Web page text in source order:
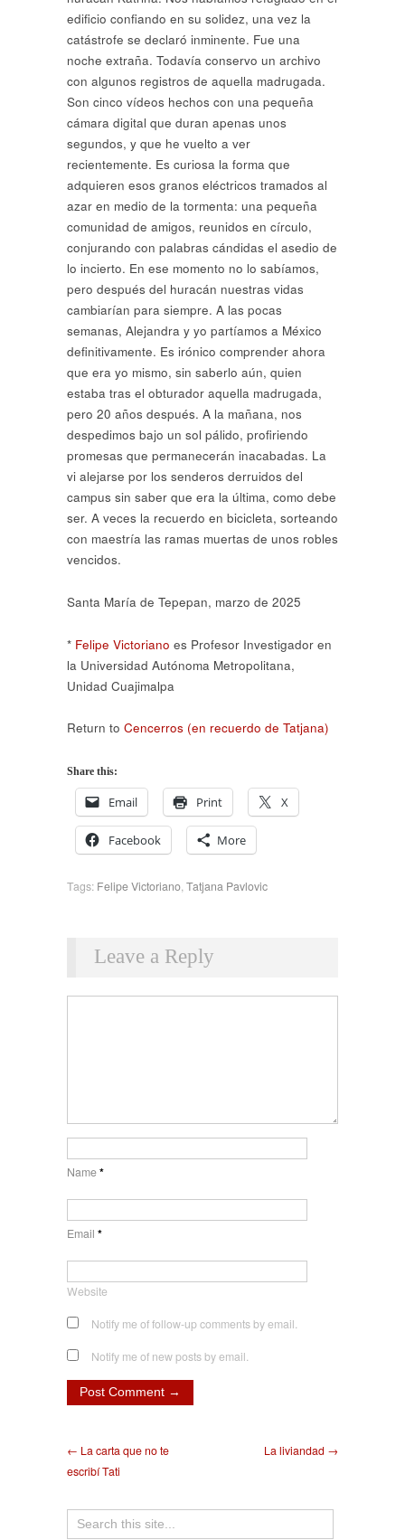
edificio confiando en su solidez, una vez la
catástrofe se declaró inminente. Fue una
noche extraña. Todavía conservo un archivo
con algunos registros de aquella madrugada.
Son cinco vídeos hechos con una pequeña
cámara digital que duran apenas unos
segundos, y que he vuelto a ver
recientemente. Es curiosa la forma que
adquieren esos granos eléctricos tramados al
azar en medio de la tormenta: una pequeña
comunidad de amigos, reunidos en círculo,
conjurando con palabras cándidas el asedio de
lo incierto. En ese momento no lo sabíamos,
pero después del huracán nuestras vidas
cambiarían para siempre. A las pocas
semanas, Alejandra y yo partíamos a México
definitivamente. Es irónico comprender ahora
que era yo mismo, sin saberlo aún, quien
estaba tras el obturador aquella madrugada,
pero 20 años después. A la mañana, nos
despedimos bajo un sol pálido, profiriendo
promesas que permanecerán inacabadas. La
vi alejarse por los senderos derruidos del
campus sin saber que era la última, como debe
ser. A veces la recuerdo en bicicleta, sorteando
con maestría las ramas muertas de unos robles
vencidos.
Santa María de Tepepan, marzo de 2025
* Felipe Victoriano es Profesor Investigador en
la Universidad Autónoma Metropolitana,
Unidad Cuajimalpa
Return to Cencerros (en recuerdo de Tatjana)
Share this:
Email Print X
Facebook More
Tags: Felipe Victoriano,Tatjana Pavlovic
Leave a Reply
Name*
Email *
Website
Notify me of follow-up comments by email.
Notify me of new posts by email.
← La carta que no te
escribí Tati
La liviandad →